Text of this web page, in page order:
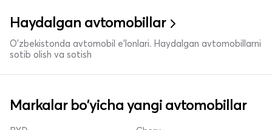
Haydalgan avtomobillar
O'zbekistonda avtomobil e’lonlari. Haydalgan avtomobillarni
sotib olish va sotish
Markalar bo'yicha yangi avtomobillar